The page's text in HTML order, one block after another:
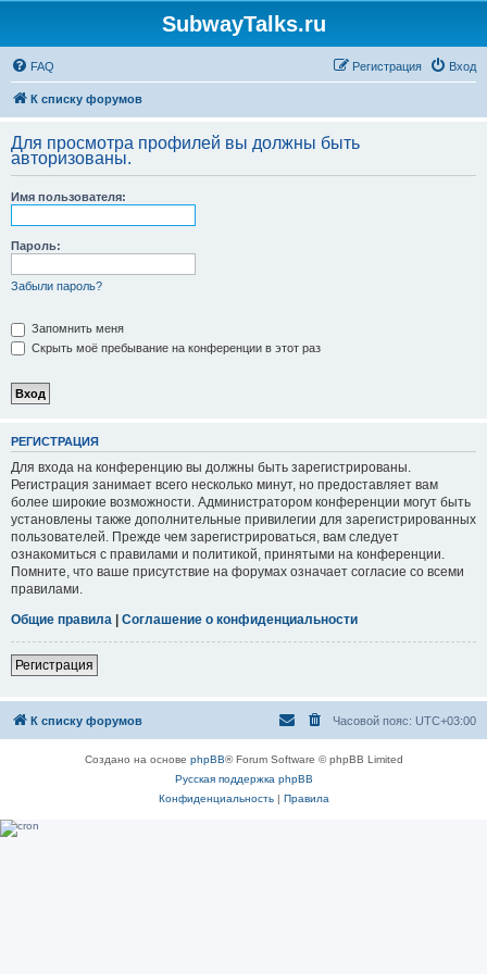
SubwayTalks.ru
FAQ Вход
Регистрация
К списку форумов
Для просмотра профилей вы должны быть
авторизованы.
Имя пользователя:
Пароль:
Забыли пароль?
Запомнить меня
Скрыть моё пребывание на конференции в этот раз
РЕГИСТРАЦИЯ
Для входа на конференцию вы должны быть зарегистрированы.
Регистрация занимает всего несколько минут, но предоставляет вам
более широкие возможности. Администратором конференции могут быть
установлены также дополнительные привилегии для зарегистрированных
пользователей. Прежде чем зарегистрироваться, вам следует
ознакомиться с правилами и политикой, принятыми на конференции.
Помните, что ваше присутствие на форумах означает согласие со всеми
правилами.
Общие правила | Соглашение о конфиденциальности
Регистрация
К списку форумов Часовой пояс: UTC+03:00
Создано на основе phpBB® Forum Software © phpBB Limited
Русская поддержка phpBB
Конфиденциальность| Правила